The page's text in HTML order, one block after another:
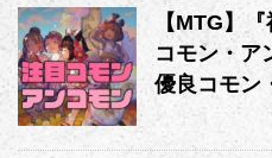
【MTG】
コモン・ア
優良コモン